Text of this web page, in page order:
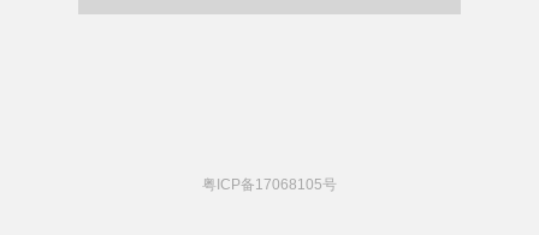
粤ICP备17068105号